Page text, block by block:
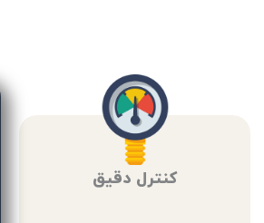
کنترل دقیق